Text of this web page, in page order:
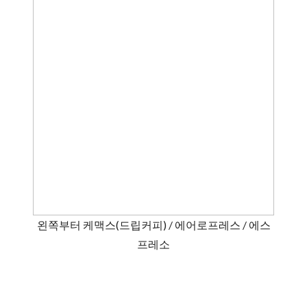
왼쪽부터 케맥스(드립커피) / 에어로프레스 / 에스
프레소